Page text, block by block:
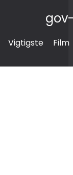
Vigtigste Film